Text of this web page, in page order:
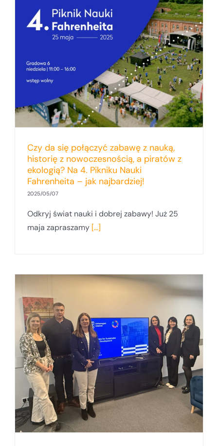
Czy da się połączyć zabawę z nauką,
historię z nowoczesnością, a piratów z
ekologią? Na 4. Pikniku Nauki
Fahrenheita – jak najbardziej!
2025/05/07
Odkryj świat nauki i dobrej zabawy! Już 25
maja zapraszamy [...]